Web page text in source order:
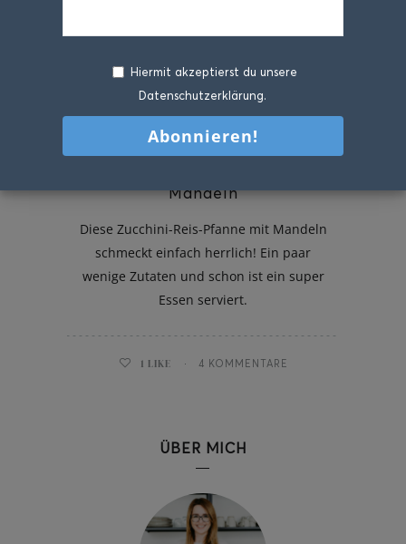
Mandeln
Diese Zucchini-Reis-Pfanne mit Mandeln
schmeckt einfach herrlich! Ein paar
wenige Zutaten und schon ist ein super
Essen serviert.
1 LIKE 4 KOMMENTARE
ÜBER MICH
Hiermit akzeptierst du unsere
Datenschutzerklärung.